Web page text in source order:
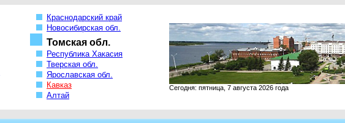
Краснодарский край
Новосибирская обл.
Томская обл.
Республика Хакасия
Тверская обл.
Ярославская обл.
Кавказ
Алтай
Сегодня: пятница, 7 августа 2026 года